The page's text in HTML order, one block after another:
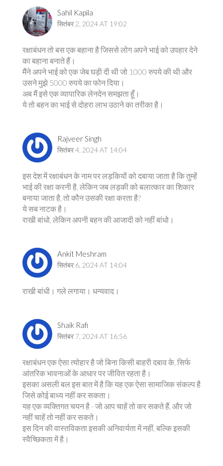
Sahil Kapila
सितंबर 2, 2024 AT 19:02
रक्षाबंधन तो बस एक बहाना है जिससे लोग अपने भाई को उपहार देने
का बहाना बनाते हैं।
मैंने अपने भाई को एक जेब घड़ी दी थी जो 1000 रुपये की थी और
उसने मुझे 5000 रुपये का फोन दिया।
अब मैं इसे एक व्यापारिक लेनदेन समझता हूँ।
ये तो बहन का भाई से दोहरा लाभ उठाने का तरीका है।
Rajveer Singh
सितंबर 4, 2024 AT 14:04
इस देश में रक्षाबंधन के नाम पर लड़कियों को दबाया जाता है कि तुम्हें
भाई की रक्षा करनी है, लेकिन जब लड़की को बलात्कार का शिकार
बनाया जाता है, तो कौन उसकी रक्षा करता है?
ये सब नाटक है।
राखी बांधो, लेकिन अपनी बहन की आजादी को नहीं बांधो।
Ankit Meshram
सितंबर 6, 2024 AT 14:04
राखी बांधी। गले लगाया। धन्यवाद।
Shaik Rafi
सितंबर 7, 2024 AT 16:56
रक्षाबंधन एक ऐसा त्योहार है जो बिना किसी बाहरी दबाव के, सिर्फ
आंतरिक भावनाओं के आधार पर जीवित रहता है।
इसका असली बल इस बात में है कि यह एक ऐसा सामाजिक संकल्प है
जिसे कोई बाध्य नहीं कर सकता।
यह एक व्यक्तिगत चयन है - जो आप चाहें तो कर सकते हैं, और जो
नहीं चाहें तो नहीं कर सकते।
इस दिन की वास्तविकता इसकी अनिवार्यता में नहीं, बल्कि इसकी
स्वैच्छिकता में है।